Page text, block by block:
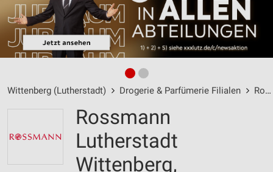
Wittenberg (Lutherstadt) Drogerie & Parfümerie Filialen Rossmann Filialen
Rossmann
Lutherstadt
Wittenberg,